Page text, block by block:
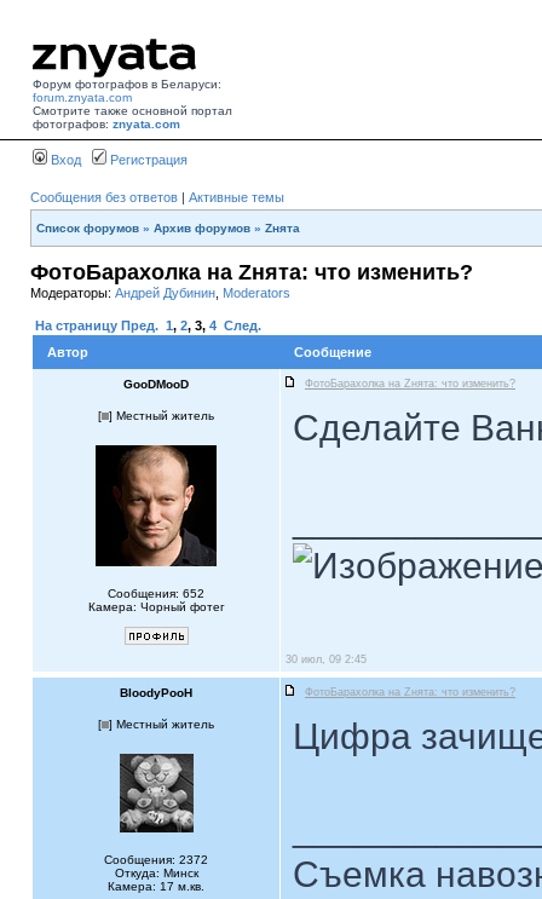
Форум фотографов в Беларуси:
forum.znyata.com
Смотрите также основной портал
фотографов: znyata.com
Вход Регистрация
Сообщения без ответов | Активные темы
Список форумов » Архив форумов » Zнята
ФотоБарахолка на Zнята: что изменить?
Модераторы: Андрей Дубинин Moderators
На страницу Пред. 1, 2, 3, 4 След.
Автор
Сообщение
GooDMooD ФотоБарахолка на Zнята: что изменить?
[ ] Местный житель
Сообщения: 652
Камера: Чорный фотег
Сделайте
30 июл, 09 2:45
BloodyPooH ФотоБарахолка на Zнята: что изменить?
[ ] Местный житель
Сообщения: 2372
Откуда: Минск
Камера: 17 м.кв.
Цифра
Съемка